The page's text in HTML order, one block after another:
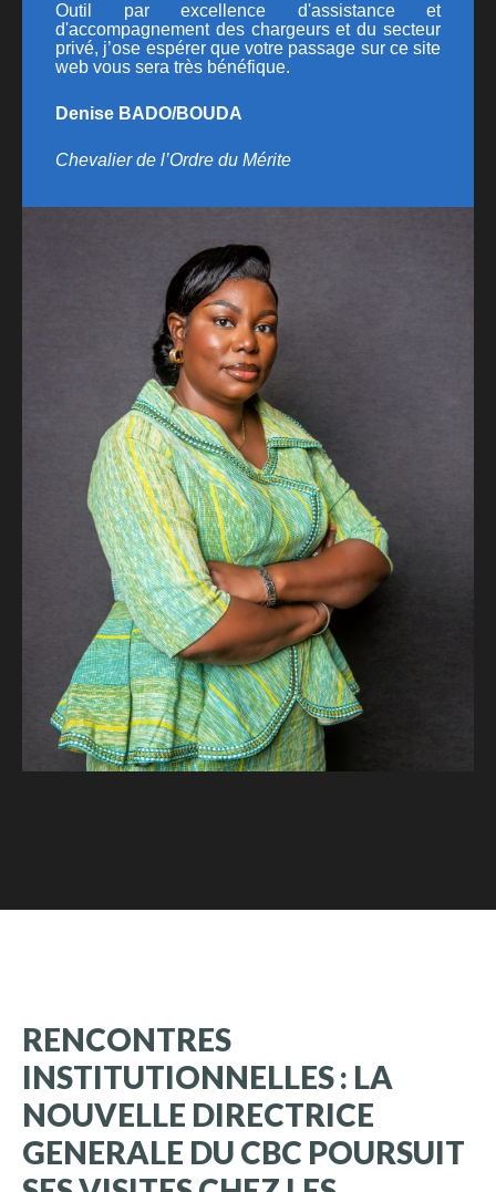
Outil par excellence d'assistance et
d'accompagnement des chargeurs et du secteur
privé, j’ose espérer que votre passage sur ce site
web vous sera très bénéfique.
Denise BADO/BOUDA
Chevalier de l’Ordre du Mérite
RENCONTRES
INSTITUTIONNELLES: LA
NOUVELLE DIRECTRICE
GENERALE DU CBC POURSUIT